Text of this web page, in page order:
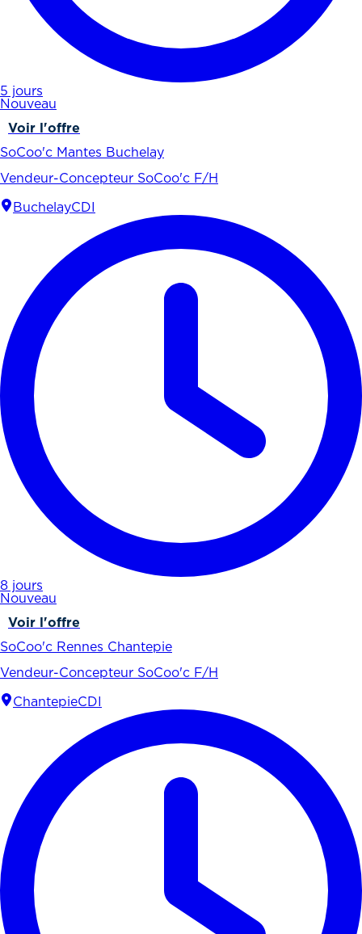
5 jours
Nouveau
Voir l'offre
SoCoo'c Mantes Buchelay
Vendeur-Concepteur SoCoo'c F/H
BuchelayCDI
8 jours
Nouveau
Voir l'offre
SoCoo'c Rennes Chantepie
Vendeur-Concepteur SoCoo'c F/H
ChantepieCDI